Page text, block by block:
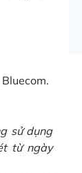
sử dụng
từ ngày